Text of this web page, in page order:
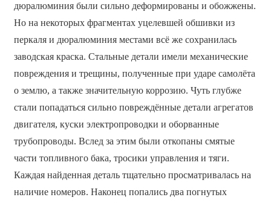
дюралюминия были сильно деформированы и обожжены.
Но на некоторых фрагментах уцелевшей обшивки из
перкаля и дюралюминия местами всё же сохранилась
заводская краска. Стальные детали имели механические
повреждения и трещины, полученные при ударе самолёта
о землю, а также значительную коррозию. Чуть глубже
стали попадаться сильно повреждённые детали агрегатов
двигателя, куски электропроводки и оборванные
трубопроводы. Вслед за этим были откопаны смятые
части топливного бака, тросики управления и тяги.
Каждая найденная деталь тщательно просматривалась на
наличие номеров. Наконец попались два погнутых